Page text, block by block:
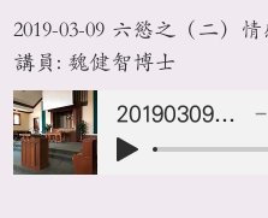
2019-03-09 六慾之（二）情
講員: 魏健智博士
20190309 情感慾